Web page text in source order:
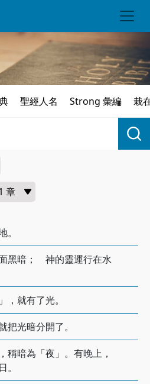
聖經人名 Strong 彙編 栽
黑暗； 神的靈運行在水
就有了光。
光暗分開了。
稱暗為「夜」。有晚上，